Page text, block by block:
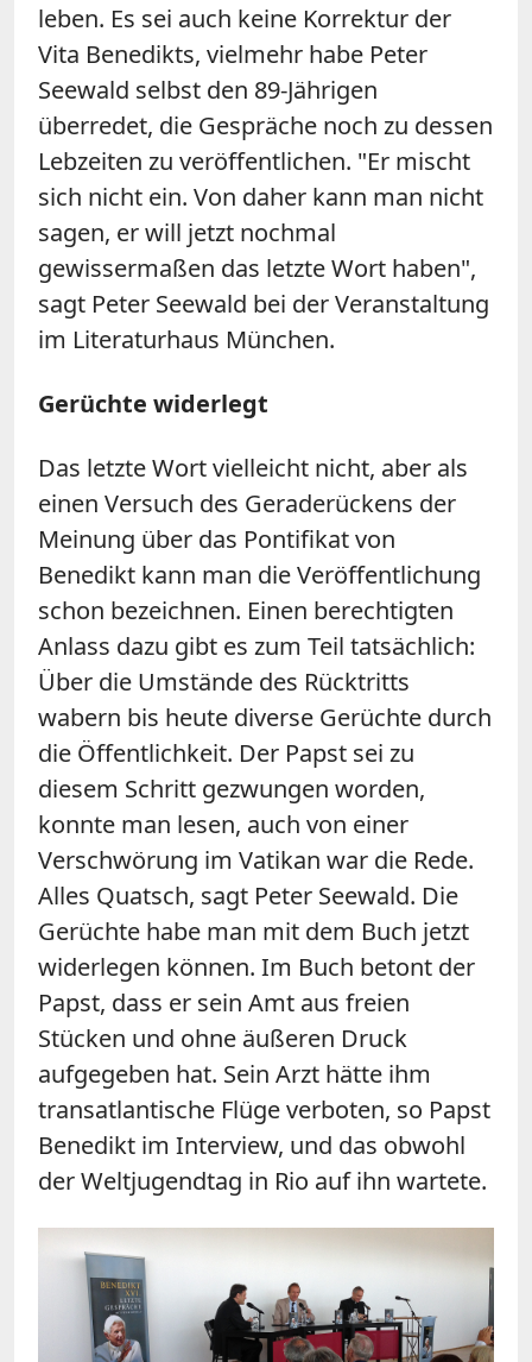
leben. Es sei auch keine Korrektur der
Vita Benedikts, vielmehr habe Peter
Seewald selbst den 89-Jährigen
überredet, die Gespräche noch zu dessen
Lebzeiten zu veröffentlichen. "Er mischt
sich nicht ein. Von daher kann man nicht
sagen, er will jetzt nochmal
gewissermaßen das letzte Wort haben",
sagt Peter Seewald bei der Veranstaltung
im Literaturhaus München.
Gerüchte widerlegt
Das letzte Wort vielleicht nicht, aber als
einen Versuch des Geraderückens der
Meinung über das Pontifikat von
Benedikt kann man die Veröffentlichung
schon bezeichnen. Einen berechtigten
Anlass dazu gibt es zum Teil tatsächlich:
Über die Umstände des Rücktritts
wabern bis heute diverse Gerüchte durch
die Öffentlichkeit. Der Papst sei zu
diesem Schritt gezwungen worden,
konnte man lesen, auch von einer
Verschwörung im Vatikan war die Rede.
Alles Quatsch, sagt Peter Seewald. Die
Gerüchte habe man mit dem Buch jetzt
widerlegen können. Im Buch betont der
Papst, dass er sein Amt aus freien
Stücken und ohne äußeren Druck
aufgegeben hat. Sein Arzt hätte ihm
transatlantische Flüge verboten, so Papst
Benedikt im Interview, und das obwohl
der Weltjugendtag in Rio auf ihn wartete.